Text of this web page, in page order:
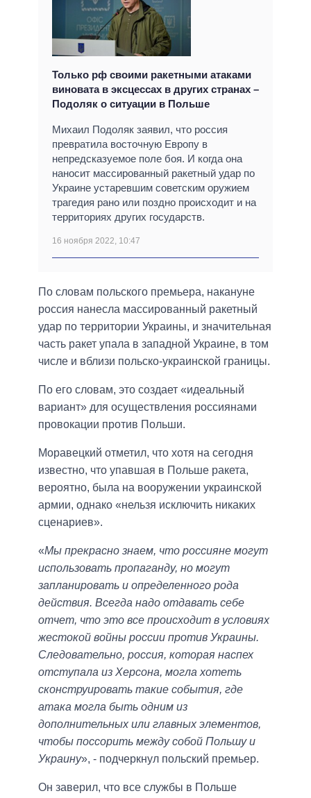
Только рф своими ракетными атаками
виновата в эксцессах в других странах –
Подоляк о ситуации в Польше
Михаил Подоляк заявил, что россия
превратила восточную Европу в
непредсказуемое поле боя. И когда она
наносит массированный ракетный удар по
Украине устаревшим советским оружием
трагедия рано или поздно происходит и на
территориях других государств.
16 ноября 2022, 10:47
По словам польского премьера, накануне
россия нанесла массированный ракетный
удар по территории Украины, и значительная
часть ракет упала в западной Украине, в том
числе и вблизи польско-украинской границы.
По его словам, это создает «идеальный
вариант» для осуществления россиянами
провокации против Польши.
Моравецкий отметил, что хотя на сегодня
известно, что упавшая в Польше ракета,
вероятно, была на вооружении украинской
армии, однако «нельзя исключить никаких
сценариев».
«Мы прекрасно знаем, что россияне могут
использовать пропаганду, но могут
запланировать и определенного рода
действия. Всегда надо отдавать себе
отчет, что это все происходит в условиях
жестокой войны россии против Украины.
Следовательно, россия, которая наспех
отступала из Херсона, могла хотеть
сконструировать такие события, где
атака могла быть одним из
дополнительных или главных элементов,
чтобы поссорить между собой Польшу и
Украину», - подчеркнул польский премьер.
Он заверил, что все службы в Польше